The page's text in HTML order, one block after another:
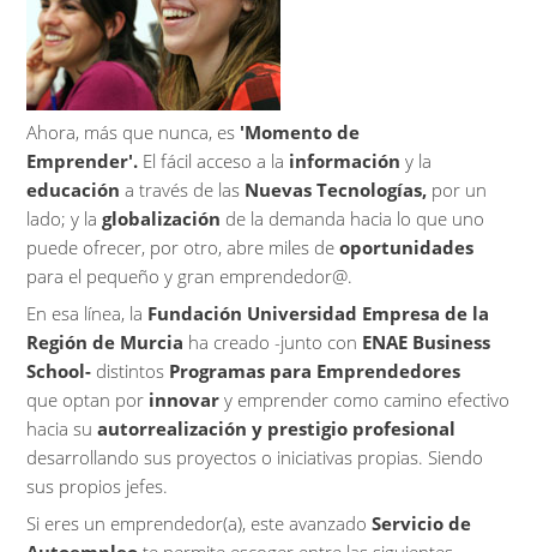
Ahora, más que nunca, es 'Momento de
Emprender'. El fácil acceso a la información y la
educación a través de las Nuevas Tecnologías, por un
lado; y laglobalización de la demanda hacia lo que uno
puede ofrecer, por otro, abre miles deoportunidades
para el pequeño y gran emprendedor@.
En esa línea, la Fundación Universidad Empresa de la
Región de Murcia ha creado -junto con ENAE Business
School- distintos Programas para Emprendedores
que optan por innovary emprender como camino efectivo
hacia suautorrealización y prestigio profesional
desarrollando sus proyectos o iniciativas propias. Siendo
sus propios jefes.
Si eres un emprendedor(a), este avanzadoServicio de